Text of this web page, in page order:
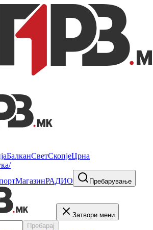
БалканСветСкопјеЦрна
МагазинРАДИО Пребарување
Затвори мени
Пребарај